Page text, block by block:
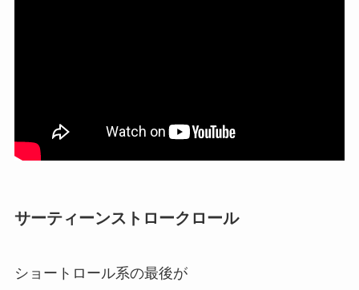
サーティーンストロークロール
ショートロール系の最後が